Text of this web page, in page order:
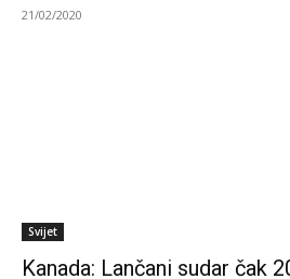
21/02/2020
Svijet
Kanada: Lančani sudar čak